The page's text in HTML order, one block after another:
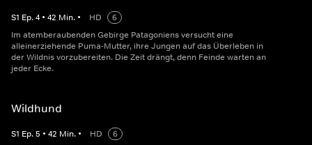
S1 Ep.4 • 42 Min. • HD
6
Im atemberaubenden Gebirge Patagoniens versucht eine
alleinerziehende Puma-Mutter, ihre Jungen auf das Überleben in
der Wildnis vorzubereiten. Die Zeit drängt, denn Feinde warten an
jeder Ecke.
Wildhund
S1 Ep.5 • 42 Min. • HD
6